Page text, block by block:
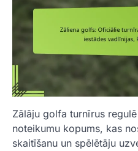
Zālāju golfa turnīrus
noteikumu kopums, kas
skaitīšanu un spēlētāju